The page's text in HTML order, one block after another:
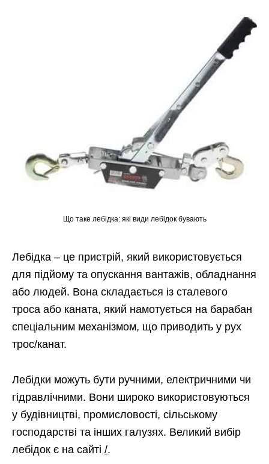
Що таке лебідка: які види лебідок бувають
Лебідка – це пристрій, який використовується
для підйому та опускання вантажів, обладнання
або людей. Вона складається із сталевого
троса або каната, який намотується на барабан
спеціальним механізмом, що приводить у рух
трос/канат.
Лебідки можуть бути ручними, електричними чи
гідравлічними. Вони широко використовуються
у будівництві, промисловості, сільському
господарстві та інших галузях. Великий вибір
лебідок є на сайті /.